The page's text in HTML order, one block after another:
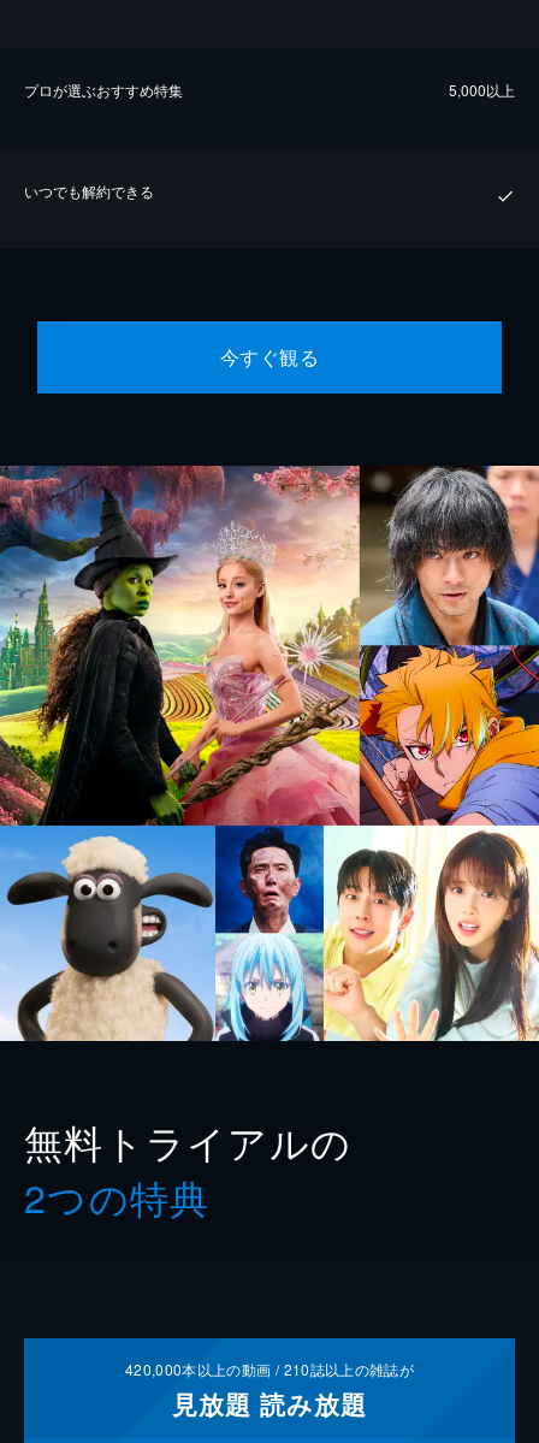
プロが選ぶおすすめ特集 5,000以上
いつでも解約できる
今すぐ観る
無料トライアルの
2つの特典
420,000本以上の動画 /210誌以上の雑誌が
見放題 読み放題